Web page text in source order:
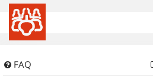
FAQ